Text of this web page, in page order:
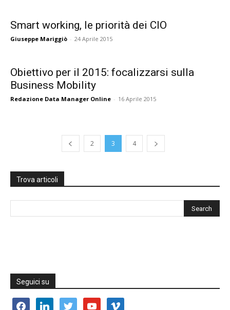
Smart working, le priorità dei CIO
Giuseppe Mariggiò - 24 Aprile 2015
Obiettivo per il 2015: focalizzarsi sulla
Business Mobility
Redazione Data Manager Online - 16 Aprile 2015
2 3 4
Trova articoli
Seguici su
facebooklinkedin twitter youtube vimeo